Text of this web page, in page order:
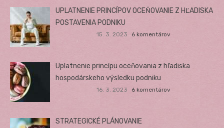
UPLATNENIE PRINCÍPOV OCEŇOVANIE Z HĽADISKA
POSTAVENIA PODNIKU
15. 3. 2023 6 komentárov
Uplatnenie princípu oceňovania z hľadiska
hospodárskeho výsledku podniku
16. 3. 2023 6 komentárov
STRATEGICKÉ PLÁNOVANIE